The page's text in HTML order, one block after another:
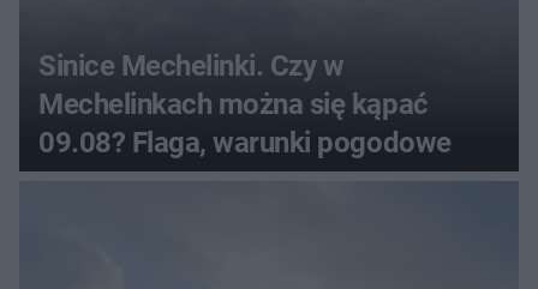
Sinice Mechelinki. Czy w
Mechelinkach można się kąpać
09.08? Flaga, warunki pogodowe